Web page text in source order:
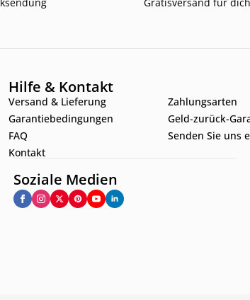
Hilfe & Kontakt
Versand & Lieferung Zahlungsarten
Garantiebedingungen
Geld-zurück-
FAQ
Senden Sie uns
Kontakt
Soziale Medien